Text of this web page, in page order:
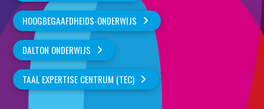
HOOGBEGAAFDHEIDS-ONDERWIJS
DALTON ONDERWIJS
TAAL EXPERTISE CENTRUM (TEC)